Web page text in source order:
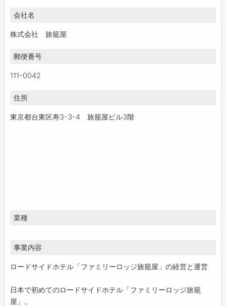
お問い合わせ
よくあるご質問
会社名
株式会社 旅籠屋
郵便番号
111-0042
住所
東京都台東区寿3-3-4 旅籠屋ビル3階
業種
事業内容
ロードサイドホテル「ファミリーロッジ旅籠屋」の経営と運営
日本で初めてのロードサイドホテル「ファミリーロッジ旅籠
屋」。